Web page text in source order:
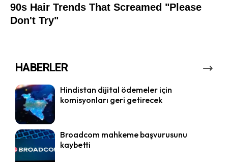
HABERLER
Hindistan dijital ödemeler için
komisyonları geri getirecek
Broadcom mahkeme başvurusunu
kaybetti